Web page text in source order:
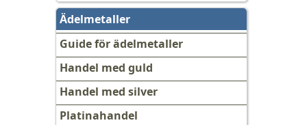
Ädelmetaller
Guide för ädelmetaller
Handel med guld
Handel med silver
Platinahandel